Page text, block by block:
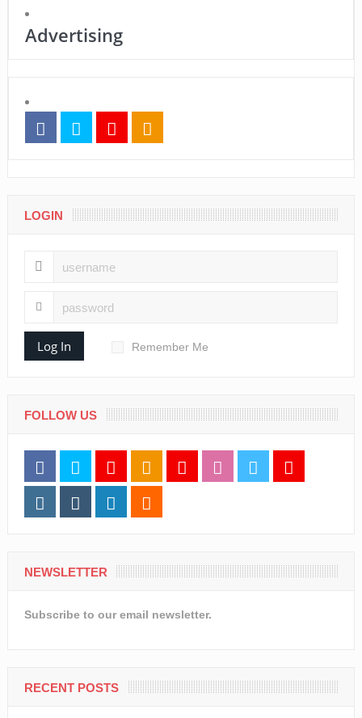
Advertising
LOGIN
Log In Remember Me
FOLLOW US
NEWSLETTER
Subscribe to our email newsletter.
RECENT POSTS